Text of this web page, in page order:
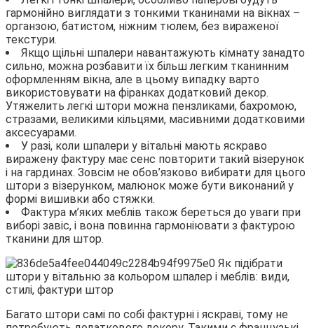
гармонійно виглядати з тонкими тканинами на вікнах –
органзою, батистом, ніжним тюлем, без вираженої
текстури.
Якщо щільні шпалери навантажують кімнату занадто
сильно, можна розбавити їх більш легким тканинним
оформленням вікна, але в цьому випадку варто
використовувати на фіранках додатковий декор.
Утяжелить легкі штори можна пензликами, бахромою,
стразами, великими кільцями, масивними додатковими
аксесуарами.
У разі, коли шпалери у вітальні мають яскраво
виражену фактуру має сенс повторити такий візерунок
і на гардинах. Зовсім не обов’язково вибирати для цього
штори з візерунком, малюнок може бути виконаний у
формі вишивки або стяжки.
Фактура м’яких меблів також береться до уваги при
виборі завіс, і вона повинна гармоніювати з фактурою
тканини для штор.
Багато штори самі по собі фактурні і яскраві, тому не